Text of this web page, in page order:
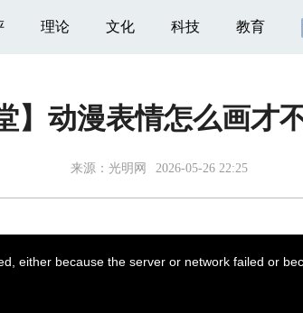
理论 文化 科技 教育
】动漫表情怎么画才
来源： 光明网 2026-05-26 22:25
either because the server or network failed or